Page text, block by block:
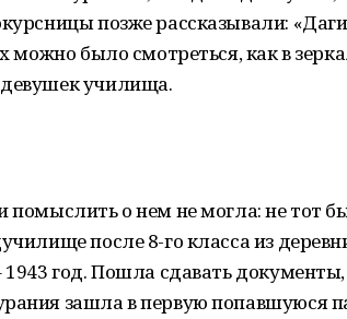
позже рассказывали:
можно было смотреться, как в
училища.
помыслить о нем не могла: не тот
после 8-го класса из
1943 год. Пошла сдавать
зашла в первую попавшуюся